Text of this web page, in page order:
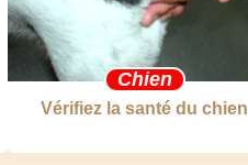
Chien
Vérifiez la santé du chien